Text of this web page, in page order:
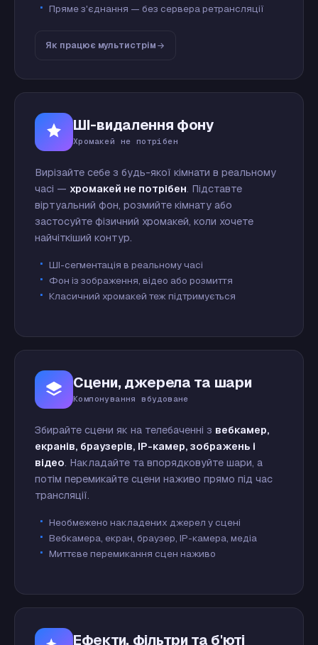
Пряме з'єднання — без сервера ретрансляції
Як працює мультистрім
ШІ-видалення фону
Хромакей не потрібен
Вирізайте себе з будь-якої кімнати в реальному
часі — хромакей не потрібен. Підставте
віртуальний фон, розмийте кімнату або
застосуйте фізичний хромакей, коли хочете
найчіткіший контур.
ШІ-сегментація в реальному часі
Фон із зображення, відео або розмиття
Класичний хромакей теж підтримується
Сцени, джерела та шари
Компонування вбудоване
Збирайте сцени як на телебаченні з вебкамер,
екранів, браузерів, IP-камер, зображень і
відео. Накладайте та впорядковуйте шари, а
потім перемикайте сцени наживо прямо під час
трансляції.
Необмежено накладених джерел у сцені
Вебкамера, екран, браузер, IP-камера, медіа
Миттєве перемикання сцен наживо
Ефекти, фільтри та б'юті